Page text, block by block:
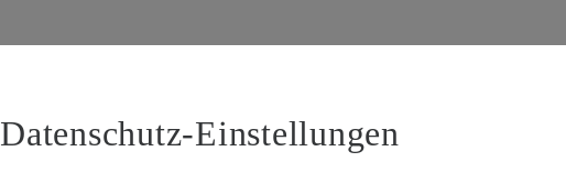
Datenschutz-Einstellungen